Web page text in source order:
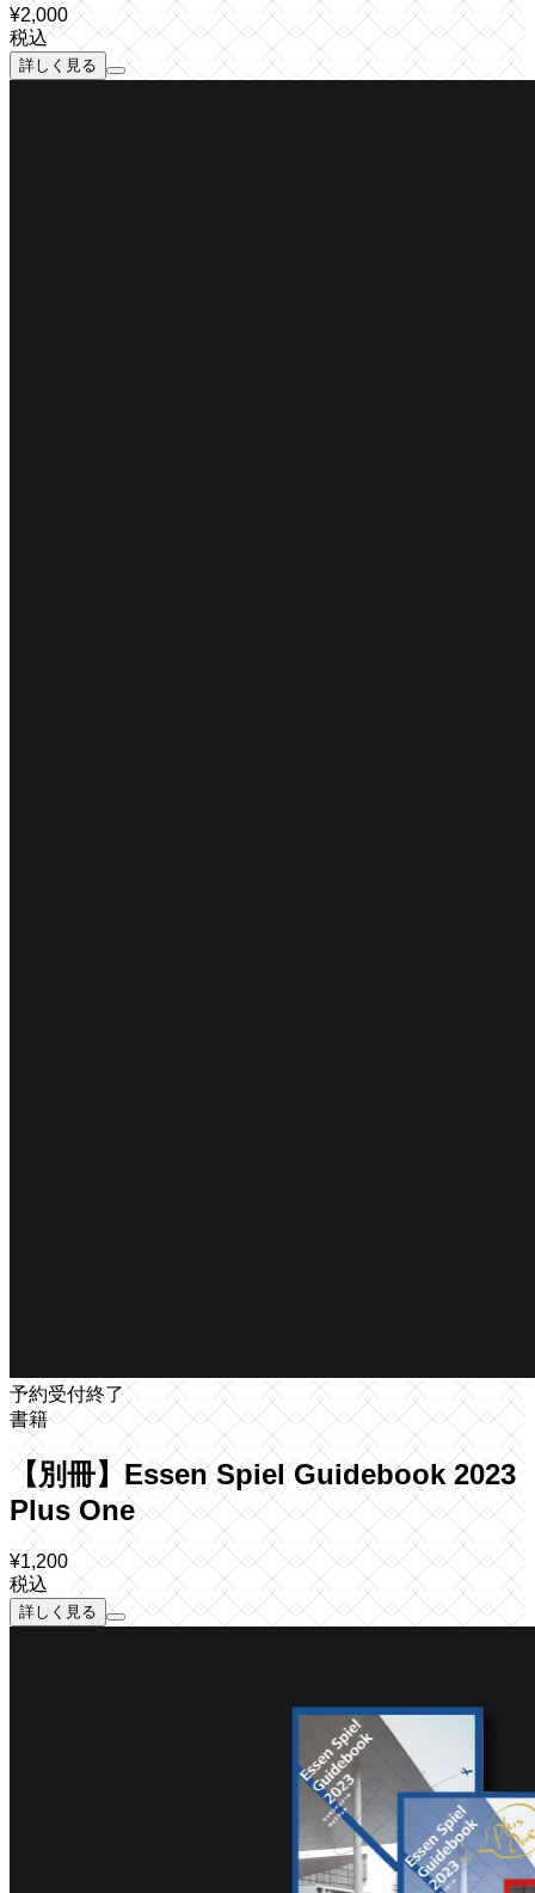
¥2,000
税込
詳しく見る
予約受付終了
書籍
【別冊】Essen Spiel Guidebook 2023
Plus One
¥1,200
税込
詳しく見る